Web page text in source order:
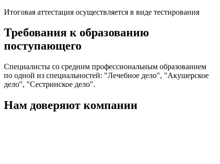
Итоговая аттестация осуществляется в виде тестирования
Требования к образованию
поступающего
Специалисты со средним профессиональным образованием
по одной из специальностей: "Лечебное дело", "Акушерское
дело", "Сестринское дело".
Нам доверяют компании